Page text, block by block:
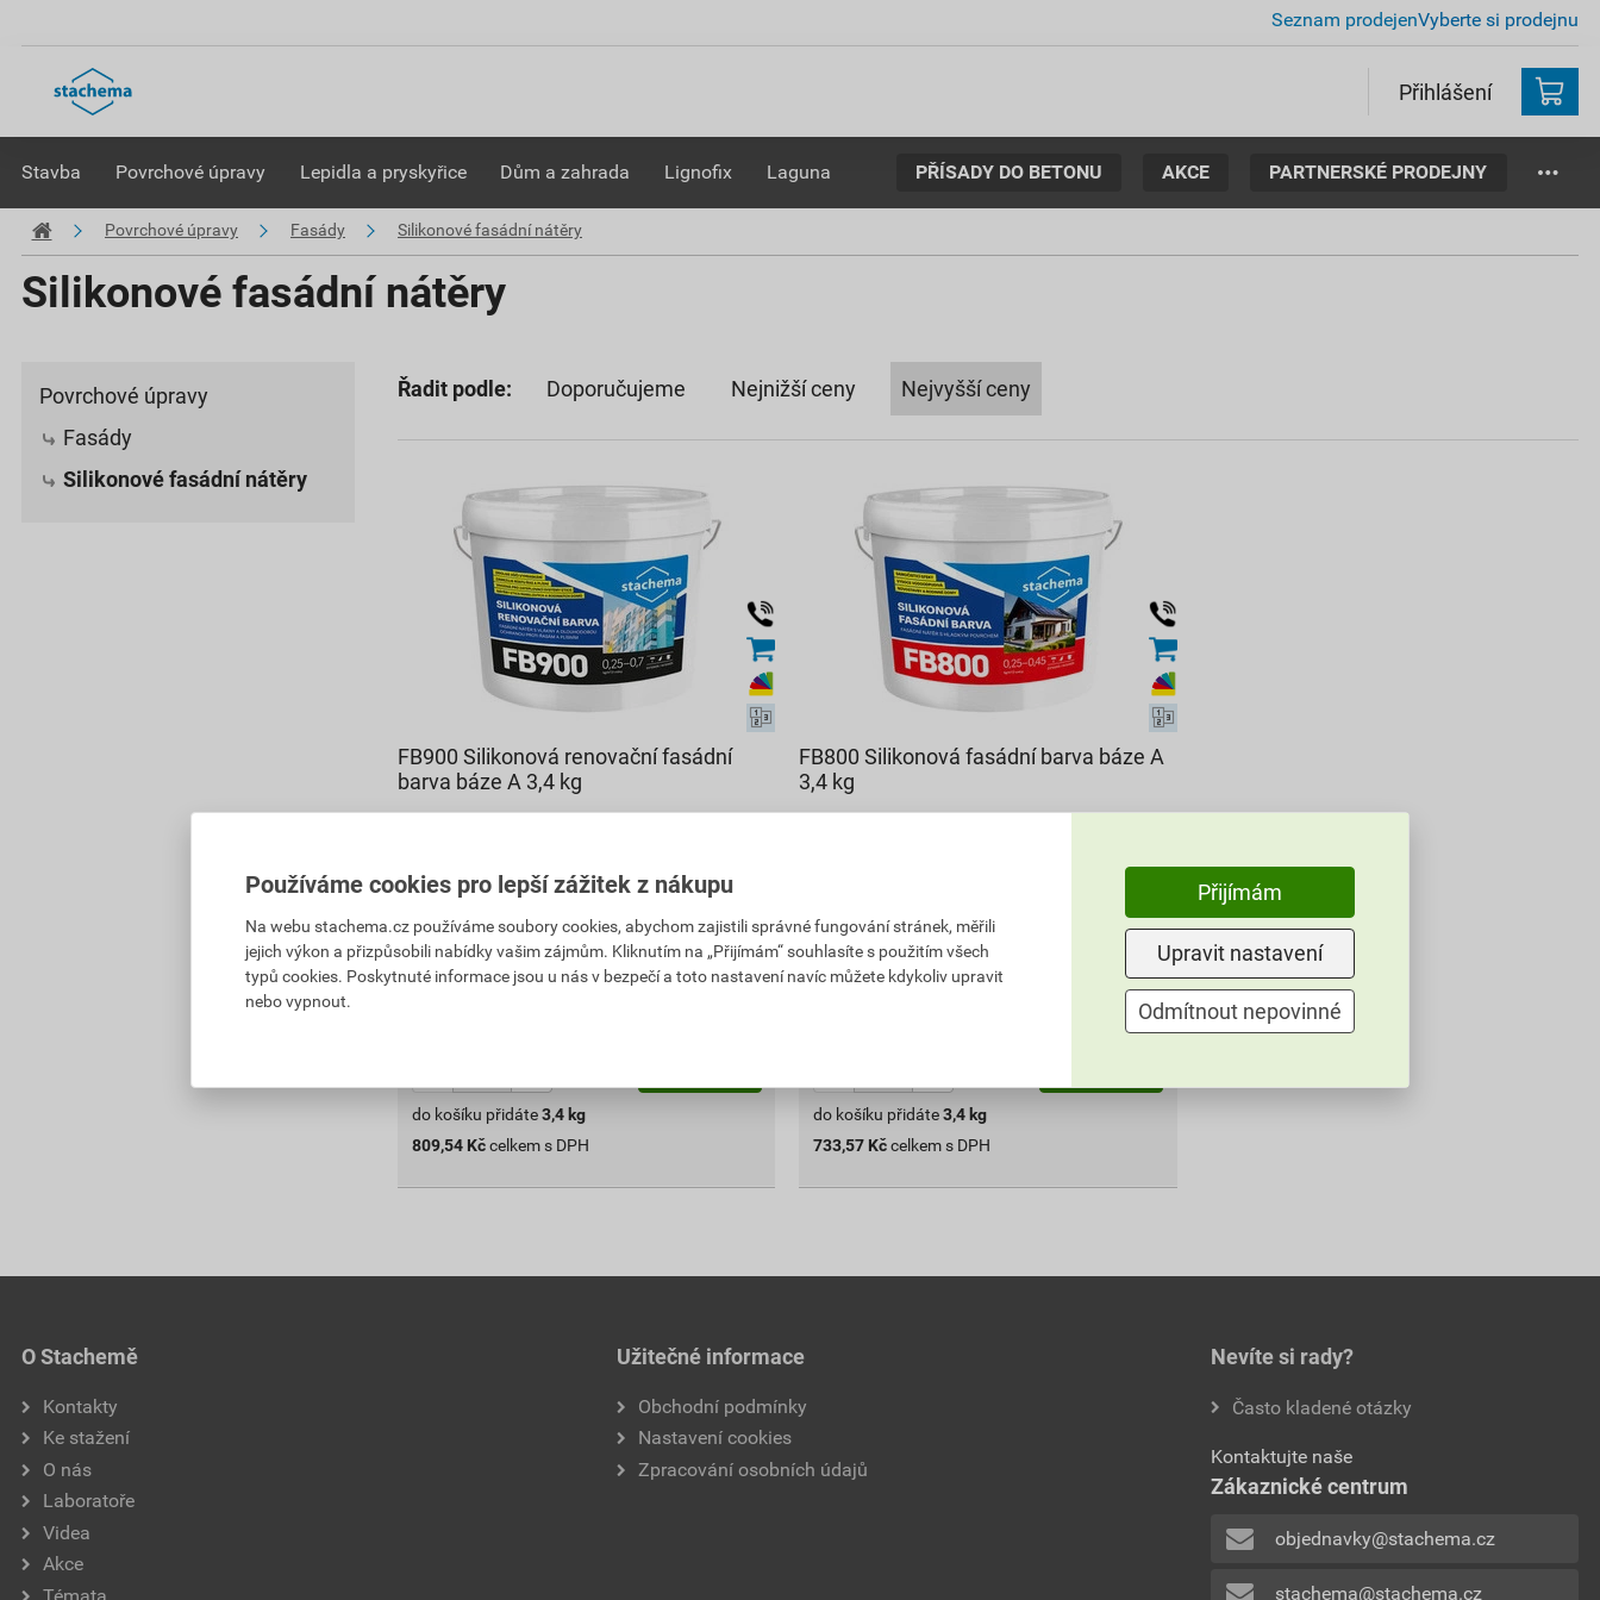
Seznam prodejenVyberte si prodejnu
Přihlášení
Stavba Povrchové úpravy Lepidla a pryskyřice Dům a zahrada Lignofix Laguna PŘÍSADY DO BETONU AKCE PARTNERSKÉ PRODEJNY
Povrchové úpravy Fasády Silikonové fasádní nátěry
Silikonové fasádní nátěry
Povrchové úpravy
Fasády
Silikonové fasádní nátěry
Řadit podle: Doporučujeme Nejnižší ceny Nejvyšší ceny
FB900 Silikonová renovační fasádní
barva báze A 3,4 kg
238
899,49 Kč
809,54Kč
cena za ks s DPH
Vyberte si prodejnu
do košíku přidáte 3,4 kg
809,54 Kč celkem s DPH
FB800 Silikonová fasádní barva báze A
3,4 kg
215
733,57Kč
cena za ks s DPH
Vyberte si prodejnu
do košíku přidáte3,4 kg
733,57 Kčcelkem s DPH
O Stachemě
Kontakty
Ke stažení
O nás
Laboratoře
Videa
Akce
Témata
Užitečné informace
Obchodní podmínky
Nastavení cookies
Zpracování osobních údajů
Nevíte si rady?
Často kladené otázky
Kontaktujte naše
Zákaznické centrum
objednavky@stachema.cz
stachema@stachema.cz
Používáme cookies pro lepší zážitek z nákupu
Na webu stachema.cz používáme soubory cookies, abychom zajistili správné fungování stránek, měřili
jejich výkon a přizpůsobili nabídky vašim zájmům. Kliknutím na „Přijímám“ souhlasíte s použitím všech
typů cookies. Poskytnuté informace jsou u nás v bezpečí a toto nastavení navíc můžete kdykoliv upravit
nebo vypnout.
Přijímám
Upravit nastavení
Odmítnout nepovinné